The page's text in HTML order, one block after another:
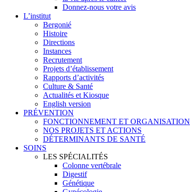
Donnez-nous votre avis
L’institut
Bergonié
Histoire
Directions
Instances
Recrutement
Projets d’établissement
Rapports d’activités
Culture & Santé
Actualités et Kiosque
English version
PRÉVENTION
FONCTIONNEMENT ET ORGANISATION
NOS PROJETS ET ACTIONS
DÉTERMINANTS DE SANTÉ
SOINS
LES SPÉCIALITÉS
Colonne vertébrale
Digestif
Génétique